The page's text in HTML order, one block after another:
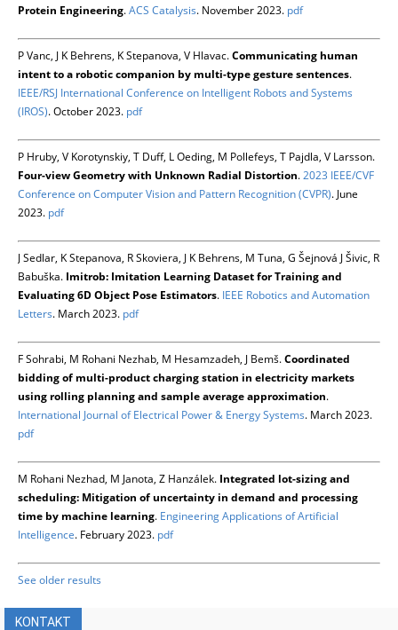
Protein Engineering.ACS Catalysis. November 2023. pdf
P Vanc, J K Behrens, K Stepanova, V Hlavac.Communicating human
intent to a robotic companion by multi-type gesture sentences.
IEEE/RSJ International Conference on Intelligent Robots and Systems
(IROS). October 2023. pdf
P Hruby, V Korotynskiy, T Duff, L Oeding, M Pollefeys, T Pajdla, V Larsson.
Four-view Geometry with Unknown Radial Distortion.2023 IEEE/CVF
Conference on Computer Vision and Pattern Recognition (CVPR). June
2023. pdf
J Sedlar, K Stepanova, R Skoviera, J K Behrens, M Tuna, G Šejnová J Šivic, R
Babuška. Imitrob: Imitation Learning Dataset for Training and
Evaluating 6D Object Pose Estimators. IEEE Robotics and Automation
Letters. March 2023. pdf
F Sohrabi, M Rohani Nezhab, M Hesamzadeh, J Bemš.Coordinated
bidding of multi-product charging station in electricity markets
using rolling planning and sample average approximation.
International Journal of Electrical Power & Energy Systems. March 2023.
pdf
M Rohani Nezhad, M Janota, Z Hanzálek. Integrated lot-sizing and
scheduling: Mitigation of uncertainty in demand and processing
time by machine learning. Engineering Applications of Artificial
Intelligence. February 2023. pdf
See older results
KONTAKT